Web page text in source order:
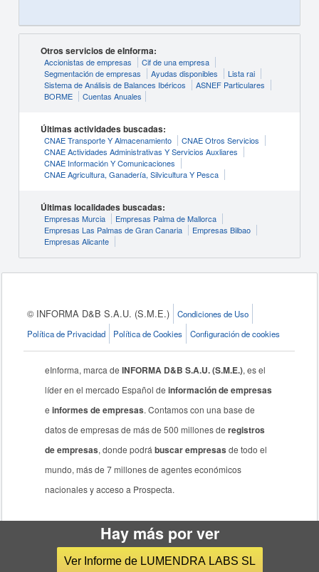
Otros servicios de eInforma:
Accionistas de empresas
Cif de una empresa
Segmentación de empresas
Ayudas disponibles
Lista rai
Sistema de Análisis de Balances Ibéricos
ASNEF Particulares
BORME
Cuentas Anuales
Últimas actividades buscadas:
CNAE Transporte Y Almacenamiento
CNAE Otros Servicios
CNAE Actividades Administrativas Y Servicios Auxliares
CNAE Información Y Comunicaciones
CNAE Agricultura, Ganadería, Silvicultura Y Pesca
Últimas localidades buscadas:
Empresas Murcia
Empresas Palma de Mallorca
Empresas Las Palmas de Gran Canaria
Empresas Bilbao
Empresas Alicante
© INFORMA D&B S.A.U. (S.M.E.)
Condiciones de Uso
Política de Privacidad
Política de Cookies Configuración de cookies
eInforma, marca deINFORMA D&B S.A.U. (S.M.E.), es el
líder en el mercado Español deinformación de empresas
einformes de empresas. Contamos con una base de
datos de empresas de más de 500 millones deregistros
de empresas, donde podrábuscar empresas de todo el
mundo, más de 7 millones de agentes económicos
nacionales y acceso a Prospecta.
Hay más por ver
Ver Informe de LUMENDRA LABS SL